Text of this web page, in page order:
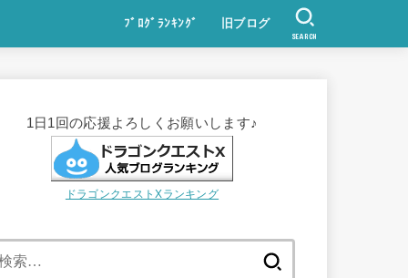
ﾌﾞﾛｸﾞﾗﾝｷﾝｸﾞ 旧ブログ
SEARCH
1日1回の応援よろしくお願いします♪
ドラゴンクエストXランキング